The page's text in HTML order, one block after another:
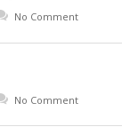
No Comment
No Comment